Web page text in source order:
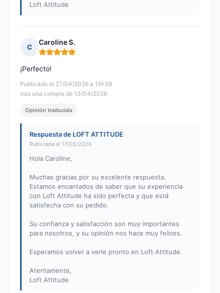
Loft Attitude
C
Caroline S.
Nota: 5 de 5
Publicado el 27/04/2026 à 15h38
tras una compra de 13/04/2026
¡Perfecto!
Opinión traducida
Respuesta de LOFT ATTITUDE
Publicada el 17/05/2026
Hola Caroline,
Muchas gracias por su excelente respuesta.
Estamos encantados de saber que su experiencia
con Loft Attitude ha sido perfecta y que está
satisfecha con su pedido.
Su confianza y satisfacción son muy importantes
para nosotros, y su opinión nos hace muy felices.
Esperamos volver a verle pronto en Loft Attitude.
Atentamente,
Loft Attitude